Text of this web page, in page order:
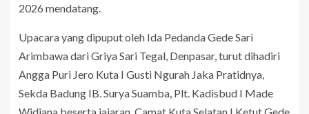
2026 mendatang.
Upacara yang dipuput oleh Ida Pedanda Gede Sari
Arimbawa dari Griya Sari Tegal, Denpasar, turut dihadiri
Angga Puri Jero Kuta I Gusti Ngurah Jaka Pratidnya,
Sekda Badung IB. Surya Suamba, Plt. Kadisbud I Made
Widiana beserta jajaran, Camat Kuta Selatan I Ketut Gede